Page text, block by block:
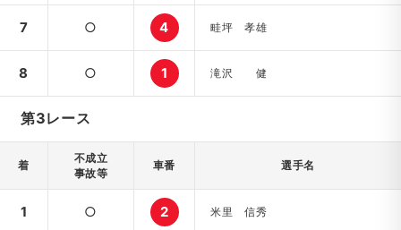
7 ○ 4 畦坪 孝雄
8 ○ 1 滝沢 健
第3レース
着
不成立
事故等
車番 選手名
1 ○ 2 米里 信秀